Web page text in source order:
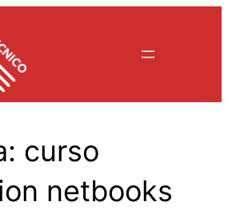
curso
netbooks